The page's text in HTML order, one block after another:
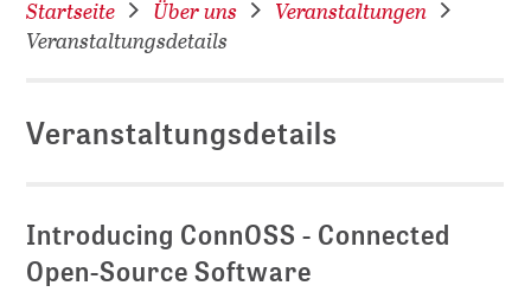
Startseite Über uns
Veranstaltungen
Veranstaltungsdetails
Veranstaltungsdetails
Introducing ConnOSS - Connected
Open-Source Software